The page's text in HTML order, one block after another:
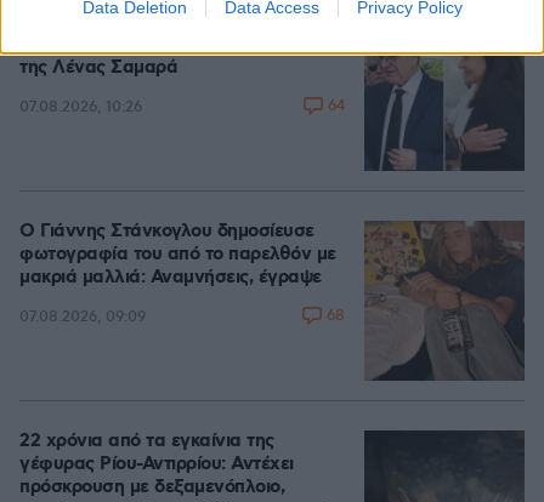
Data Deletion Data Access Privacy Policy
Στο Α΄ Νεκροταφείο το μνημόσυνο
της Λένας Σαμαρά
07.08.2026, 10:26 64
Ο Γιάννης Στάνκογλου δημοσίευσε
φωτογραφία του από το παρελθόν με
μακριά μαλλιά: Αναμνήσεις, έγραψε
07.08.2026, 09:09 68
22 χρόνια από τα εγκαίνια της
γέφυρας Ρίου-Αντιρρίου: Αντέχει
πρόσκρουση με δεξαμενόπλοιο,